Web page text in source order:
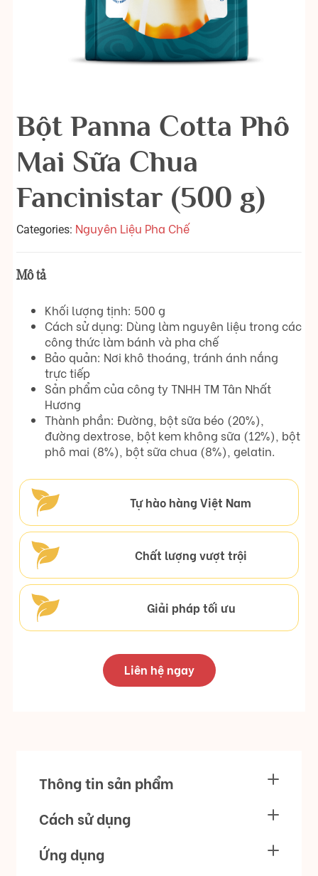
Bột Panna Cotta Phô
Mai Sữa Chua
Fancinistar (500 g)
Categories: Nguyên Liệu Pha Chế
Mô tả
Khối lượng tịnh: 500 g
Cách sử dụng: Dùng làm nguyên liệu trong các
công thức làm bánh và pha chế
Bảo quản: Nơi khô thoáng, tránh ánh nắng
trực tiếp
Sản phẩm của công ty TNHH TM Tân Nhất
Hương
Thành phần: Đường, bột sữa béo (20%),
đường dextrose, bột kem không sữa (12%), bột
phô mai (8%), bột sữa chua (8%), gelatin.
Tự hào hàng Việt Nam
Chất lượng vượt trội
Giải pháp tối ưu
Liên hệ ngay
Thông tin sản phẩm
Cách sử dụng
Ứng dụng